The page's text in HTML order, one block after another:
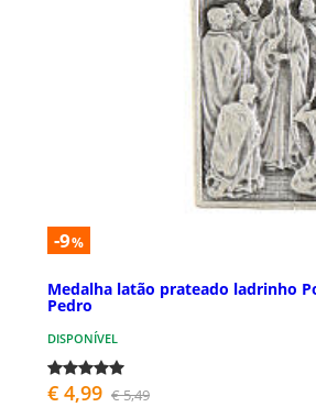
-9%
Medalha latão prateado ladrinho
Pedro
DISPONÍVEL
€ 4,99 € 5,49